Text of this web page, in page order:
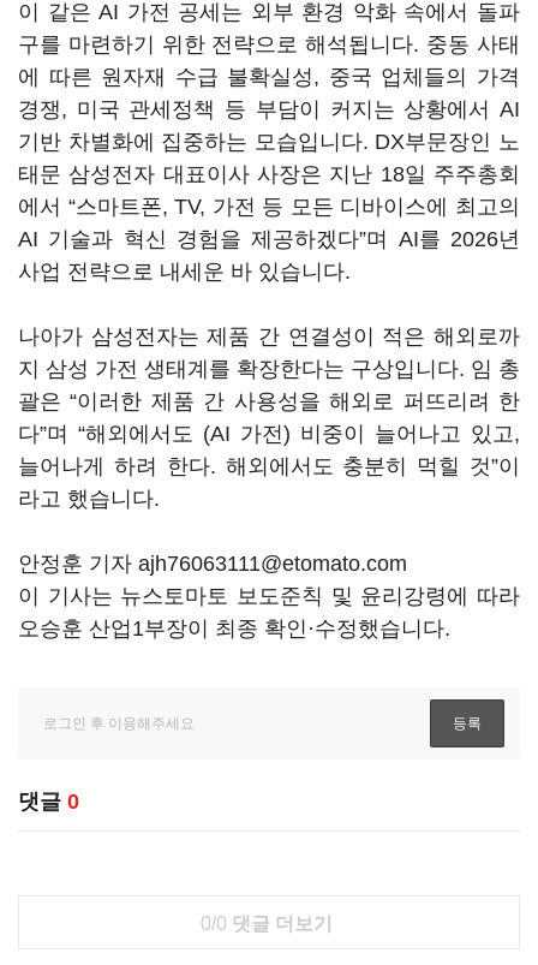
이 같은 AI 가전 공세는 외부 환경 악화 속에서 돌파
구를 마련하기 위한 전략으로 해석됩니다. 중동 사태
에 따른 원자재 수급 불확실성, 중국 업체들의 가격
경쟁, 미국 관세정책 등 부담이 커지는 상황에서 AI
기반 차별화에 집중하는 모습입니다. DX부문장인 노
태문 삼성전자 대표이사 사장은 지난 18일 주주총회
에서 “스마트폰, TV, 가전 등 모든 디바이스에 최고의
AI 기술과 혁신 경험을 제공하겠다”며 AI를 2026년
사업 전략으로 내세운 바 있습니다.
나아가 삼성전자는 제품 간 연결성이 적은 해외로까
지 삼성 가전 생태계를 확장한다는 구상입니다. 임 총
괄은 “이러한 제품 간 사용성을 해외로 퍼뜨리려 한
다”며 “해외에서도 (AI 가전) 비중이 늘어나고 있고,
늘어나게 하려 한다. 해외에서도 충분히 먹힐 것”이
라고 했습니다.
안정훈 기자 ajh76063111@etomato.com
이 기사는 뉴스토마토 보도준칙 및 윤리강령에 따라
오승훈 산업1부장이 최종 확인·수정했습니다.
댓글 0
0/0 댓글 더보기